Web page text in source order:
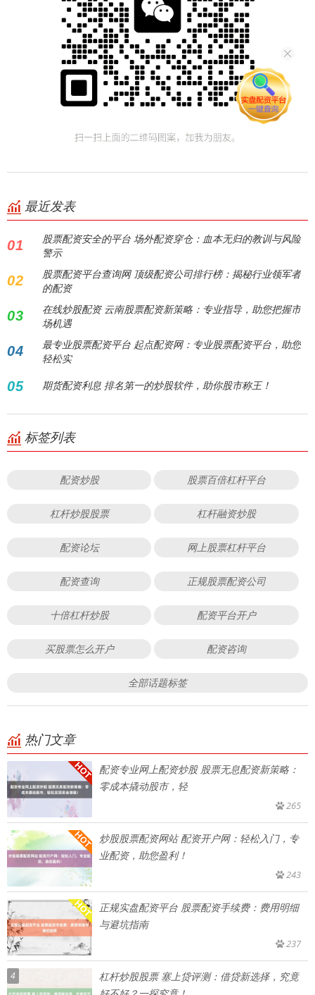
最近发表
01
股票配资安全的平台 场外配资穿仓：血本无归的教训与风险
警示
02
股票配资平台查询网 顶级配资公司排行榜：揭秘行业领军者
的配资
03
在线炒股配资 云南股票配资新策略：专业指导，助您把握市
场机遇
04
最专业股票配资平台 起点配资网：专业股票配资平台，助您
轻松实
05 期货配资利息 排名第一的炒股软件，助你股市称王！
标签列表
配资炒股 股票百倍杠杆平台
杠杆炒股股票 杠杆融资炒股
配资论坛 网上股票杠杆平台
配资查询 正规股票配资公司
十倍杠杆炒股 配资平台开户
买股票怎么开户 配资咨询
全部话题标签
热门文章
配资专业网上配资炒股 股票无息配资新策略：
零成本撬动股市，轻
265
炒股股票配资网站 配资开户网：轻松入门，专
业配资，助您盈利！
243
正规实盘配资平台 股票配资手续费：费用明细
与避坑指南
237
4
杠杆炒股股票 塞上贷评测：借贷新选择，究竟